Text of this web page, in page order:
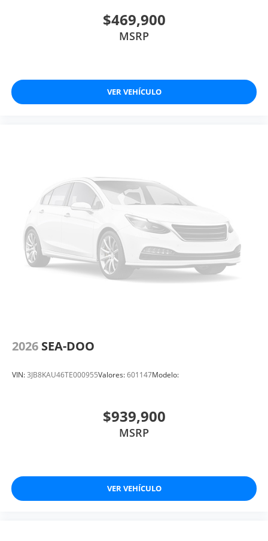
$469,900
MSRP
VER VEHÍCULO
2026 SEA-DOO
VIN:3JB8KAU46TE000955Valores:601147Modelo:
$939,900
MSRP
VER VEHÍCULO